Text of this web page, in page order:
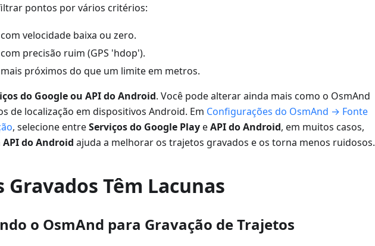
pontos por vários critérios:
velocidade baixa ou zero.
precisão ruim (GPS 'hdop').
próximos do que um limite em metros.
do Google ou API do Android. Você pode alterar ainda mais como o OsmAnd
de localização em dispositivos Android. Em Configurações do OsmAnd → Fonte
, selecione entreServiços do Google PlayeAPI do Android, em muitos casos,
API do Android ajuda a melhorar os trajetos gravados e os torna menos ruidosos.
Gravados Têm Lacunas
o OsmAnd para Gravação de Trajetos